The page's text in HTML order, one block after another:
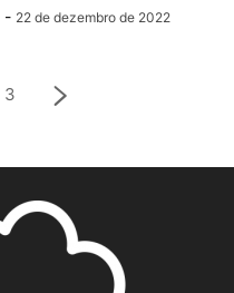
- 22 de dezembro de 2022
3